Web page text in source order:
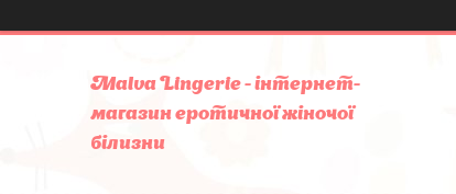
Malva Lingerie - інтернет-
магазин еротичної жіночої
білизни